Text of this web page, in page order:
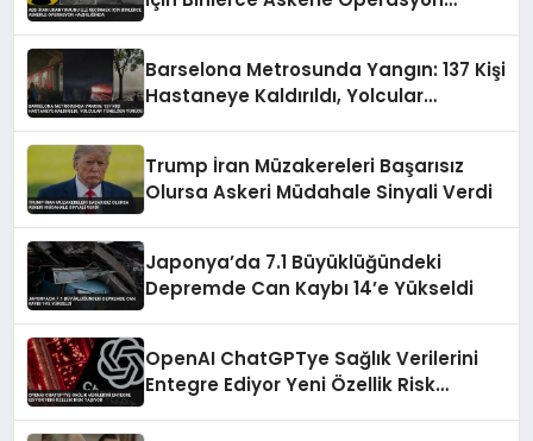
Barselona Metrosunda Yangın: 137 Kişi
Hastaneye Kaldırıldı, Yolcular
Trump İran Müzakereleri Başarısız
Olursa Askeri Müdahale Sinyali Verdi
Japonya’da 7.1 Büyüklüğündeki
Depremde Can Kaybı 14’e Yükseldi
OpenAI ChatGPTye Sağlık Verilerini
Entegre Ediyor Yeni Özellik Risk